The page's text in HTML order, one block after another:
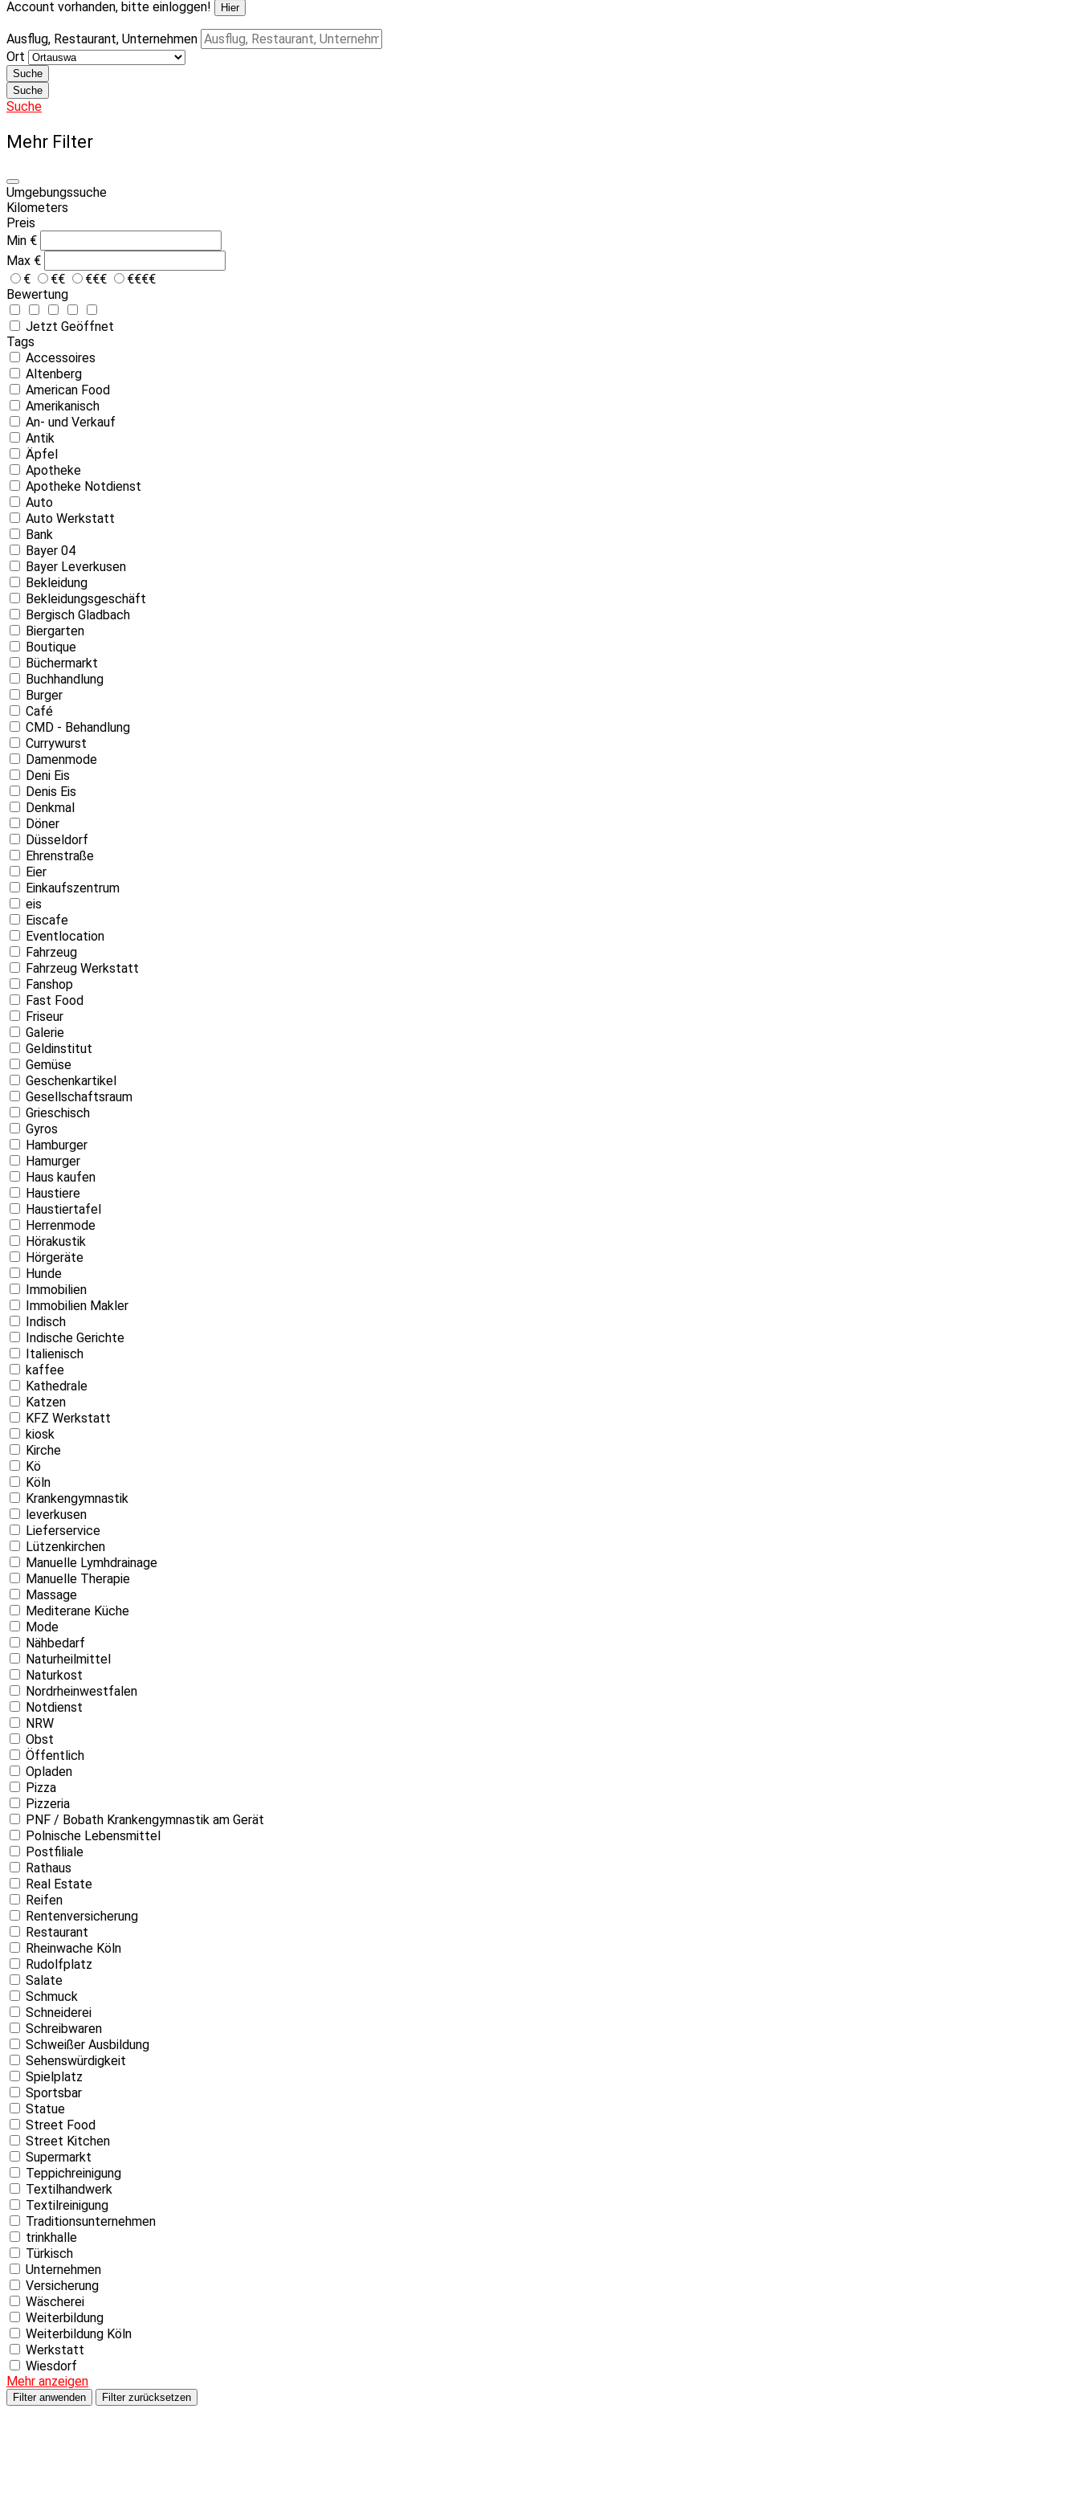
Account vorhanden, bitte einloggen!
Hier
Ausflug, Restaurant, Unternehmen
Ort
Suche
Suche
Suche
Mehr Filter
Umgebungssuche
Kilometers
Preis
Min €
Max €
€
€€ €€€
€€€€
Bewertung
Jetzt Geöffnet
Tags
Accessoires
Altenberg
American Food
Amerikanisch
An- und Verkauf
Antik
Äpfel
Apotheke
Apotheke Notdienst
Auto
Auto Werkstatt
Bank
Bayer 04
Bayer Leverkusen
Bekleidung
Bekleidungsgeschäft
Bergisch Gladbach
Biergarten
Boutique
Büchermarkt
Buchhandlung
Burger
Café
CMD - Behandlung
Currywurst
Damenmode
Deni Eis
Denis Eis
Denkmal
Döner
Düsseldorf
Ehrenstraße
Eier
Einkaufszentrum
eis
Eiscafe
Eventlocation
Fahrzeug
Fahrzeug Werkstatt
Fanshop
Fast Food
Friseur
Galerie
Geldinstitut
Gemüse
Geschenkartikel
Gesellschaftsraum
Grieschisch
Gyros
Hamburger
Hamurger
Haus kaufen
Haustiere
Haustiertafel
Herrenmode
Hörakustik
Hörgeräte
Hunde
Immobilien
Immobilien Makler
Indisch
Indische Gerichte
Italienisch
kaffee
Kathedrale
Katzen
KFZ Werkstatt
kiosk
Kirche
Kö
Köln
Krankengymnastik
leverkusen
Lieferservice
Lützenkirchen
Manuelle Lymhdrainage
Manuelle Therapie
Massage
Mediterane Küche
Mode
Nähbedarf
Naturheilmittel
Naturkost
Nordrheinwestfalen
Notdienst
NRW
Obst
Öffentlich
Opladen
Pizza
Pizzeria
PNF / Bobath Krankengymnastik am Gerät
Polnische Lebensmittel
Postfiliale
Rathaus
Real Estate
Reifen
Rentenversicherung
Restaurant
Rheinwache Köln
Rudolfplatz
Salate
Schmuck
Schneiderei
Schreibwaren
Schweißer Ausbildung
Sehenswürdigkeit
Spielplatz
Sportsbar
Statue
Street Food
Street Kitchen
Supermarkt
Teppichreinigung
Textilhandwerk
Textilreinigung
Traditionsunternehmen
trinkhalle
Türkisch
Unternehmen
Versicherung
Wäscherei
Weiterbildung
Weiterbildung Köln
Werkstatt
Wiesdorf
Mehr anzeigen
Filter anwenden Filter zurücksetzen